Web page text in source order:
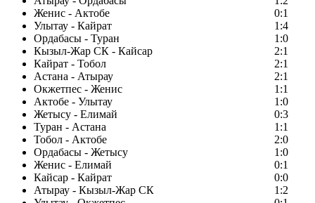
Женис - Актобе
0:1
Улытау - Кайрат
1:4
Ордабасы - Туран
1:0
Кызыл-Жар СК - Кайсар
2:1
Кайрат - Тобол
2:1
Астана - Атырау
2:1
Окжетпес - Женис
1:1
Актобе - Улытау
1:0
Жетысу - Елимай
0:3
Туран - Астана
1:1
Тобол - Актобе
2:0
Ордабасы - Жетысу
1:0
Женис - Елимай
0:1
Кайсар - Кайрат
0:0
Атырау - Кызыл-Жар СК
1:2